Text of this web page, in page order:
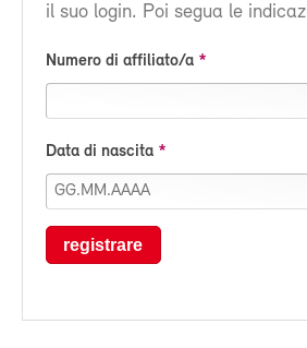
il suo login. Poi segua le
Numero di affiliato/a
Data di nascita
registrare